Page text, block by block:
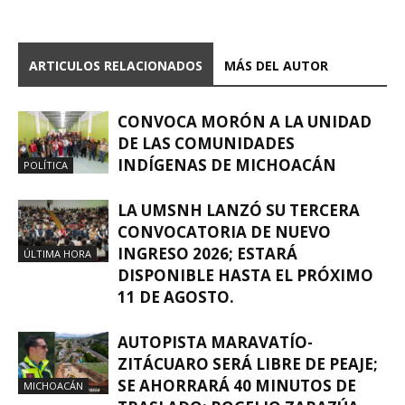
ARTICULOS RELACIONADOS MÁS DEL AUTOR
POLÍTICA
CONVOCA MORÓN A LA UNIDAD
DE LAS COMUNIDADES
INDÍGENAS DE MICHOACÁN
ÚLTIMA HORA
LA UMSNH LANZÓ SU TERCERA
CONVOCATORIA DE NUEVO
INGRESO 2026; ESTARÁ
DISPONIBLE HASTA EL PRÓXIMO
11 DE AGOSTO.
MICHOACÁN
AUTOPISTA MARAVATÍO-
ZITÁCUARO SERÁ LIBRE DE PEAJE;
SE AHORRARÁ 40 MINUTOS DE